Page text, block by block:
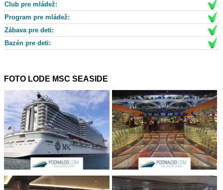
Club pre mládež:
Program pre mládež:
Zábava pre deti:
Bazén pre deti:
FOTO LODE MSC SEASIDE